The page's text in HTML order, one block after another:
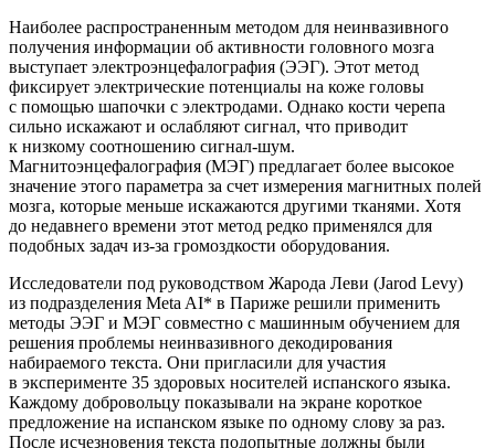
Наиболее распространенным методом для неинвазивного
получения информации об активности головного мозга
выступает электроэнцефалография (ЭЭГ). Этот метод
фиксирует электрические потенциалы на коже головы
с помощью шапочки с электродами. Однако кости черепа
сильно искажают и ослабляют сигнал, что приводит
к низкому соотношению сигнал-шум.
Магнитоэнцефалография (МЭГ) предлагает более высокое
значение этого параметра за счет измерения магнитных полей
мозга, которые меньше искажаются другими тканями. Хотя
до недавнего времени этот метод редко применялся для
подобных задач из-за громоздкости оборудования.
Исследователи под руководством Жарода Леви (Jarod Levy)
из подразделения Meta AI* в Париже решили применить
методы ЭЭГ и МЭГ совместно с машинным обучением для
решения проблемы неинвазивного декодирования
набираемого текста. Они пригласили для участия
в эксперименте 35 здоровых носителей испанского языка.
Каждому добровольцу показывали на экране короткое
предложение на испанском языке по одному слову за раз.
После исчезновения текста подопытные должны были